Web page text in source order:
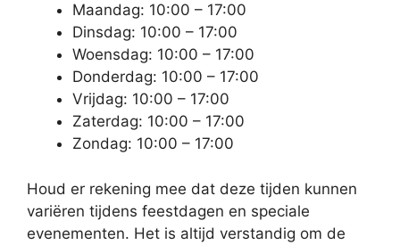
Maandag: 10:00 – 17:00
Dinsdag: 10:00 – 17:00
Woensdag: 10:00 – 17:00
Donderdag: 10:00 – 17:00
Vrijdag: 10:00 – 17:00
Zaterdag: 10:00 – 17:00
Zondag: 10:00 – 17:00
Houd er rekening mee dat deze tijden kunnen
variëren tijdens feestdagen en speciale
evenementen. Het is altijd verstandig om de